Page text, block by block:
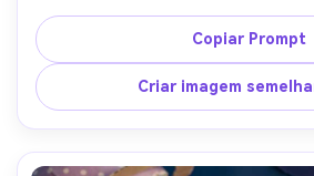
arcos de movimento suave, flores
personagem consistente
enquadramento de espalhamento
gradiente de céu seguro de texto,
profundidade de campo rasa,
suave-AR 4:5
Copiar Prompt
Criar imagem